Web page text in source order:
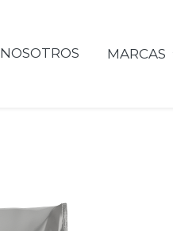
NOSOTROS MARCAS